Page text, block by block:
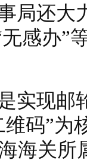
局还大
感办”
实现邮
码”为
海关